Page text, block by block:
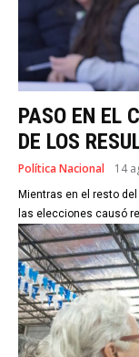
PASO EN EL
DE LOS
Política Nacional 14
Mientras en el resto
las elecciones causó